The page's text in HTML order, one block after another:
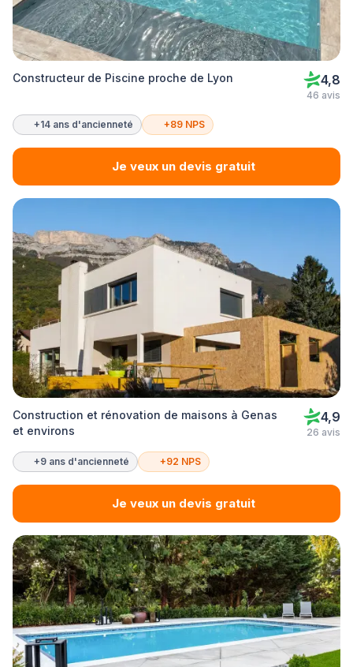
Constructeur de Piscine proche de Lyon 4,8
46 avis
+14 ans d'ancienneté +89 NPS
Je veux un devis gratuit
Construction et rénovation de maisons à Genas
et environs
4,9
26 avis
+9 ans d'ancienneté +92 NPS
Je veux un devis gratuit